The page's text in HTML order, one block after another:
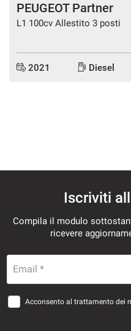
PEUGEOT Partner
L1 100cv Allestito 3 posti
2021 Diesel
Iscriviti
Compila il modulo
ricevere
Email *
Acconsento al trattamento dei